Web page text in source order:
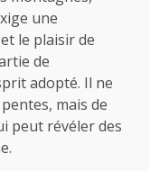
une
le plaisir de
de
adopté. Il ne
mais de
peut révéler des